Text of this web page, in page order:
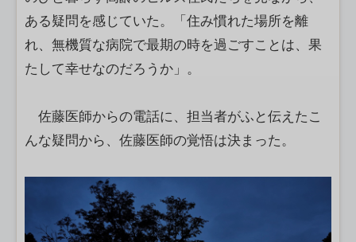
ある疑問を感じていた。「住み慣れた場所を離
れ、無機質な病院で最期の時を過ごすことは、果
たして幸せなのだろうか」。
佐藤医師からの電話に、担当者がふと伝えたこ
んな疑問から、佐藤医師の覚悟は決まった。